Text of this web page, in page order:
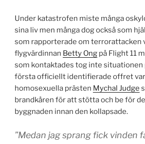
Under katastrofen miste många
sina liv men många dog också som
som rapporterade om terrorattacken
flygvärdinnan Betty Ong på Flight 11
som kontaktades tog inte situationen
första officiellt identifierade offret
homosexuella prästen Mychal Judge
brandkåren för att stötta och be för
byggnaden innan den kollapsade.
”Medan jag sprang fick vinden